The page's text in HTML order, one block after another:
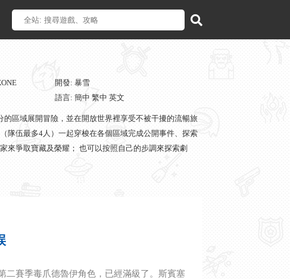
開發: 暴雪
語言: 簡中 繁中 英文
區域展開冒險，並在開放世界裡享受不被干擾的流暢旅
隊伍最多4人）一起穿梭在各個區域完成公開事件、探索
來爭取寶藏及榮耀； 也可以按照自己的步調來探索劇
二賽季毒爪德魯伊角色，已經滿級了。斯賓塞